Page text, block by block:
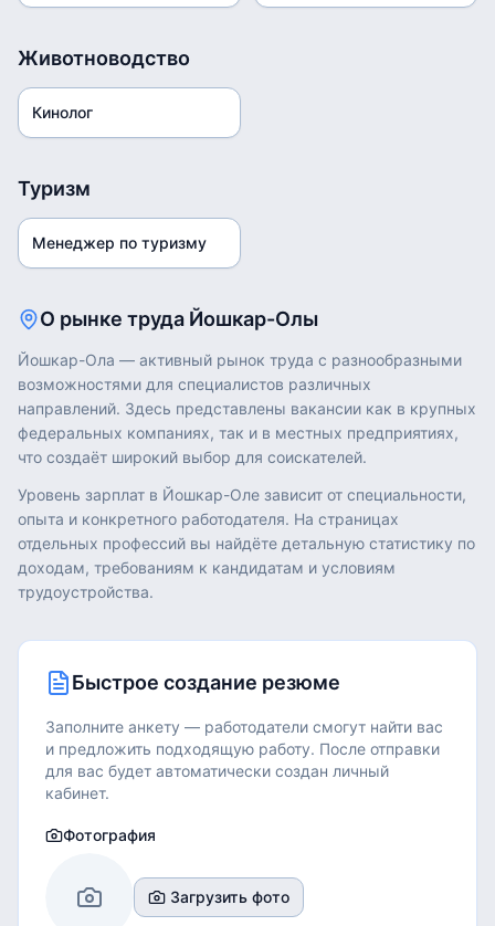
Животноводство
Кинолог
Туризм
Менеджер по туризму
О рынке труда Йошкар-Олы
Йошкар-Ола — активный рынок труда с разнообразными
возможностями для специалистов различных
направлений. Здесь представлены вакансии как в крупных
федеральных компаниях, так и в местных предприятиях,
что создаёт широкий выбор для соискателей.
Уровень зарплат в Йошкар-Оле зависит от специальности,
опыта и конкретного работодателя. На страницах
отдельных профессий вы найдёте детальную статистику по
доходам, требованиям к кандидатам и условиям
трудоустройства.
Быстрое создание резюме
Заполните анкету — работодатели смогут найти вас
и предложить подходящую работу. После отправки
для вас будет автоматически создан личный
кабинет.
Фотография
Загрузить фото